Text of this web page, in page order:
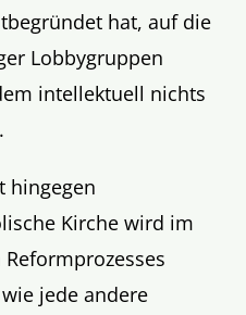
hat, auf die
Lobbygruppen
intellektuell nichts
hingegen
Kirche wird im
jede andere